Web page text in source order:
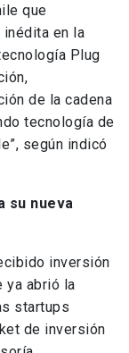
que
en la
Plug
de la cadena
tecnología de
según indicó
su nueva
inversión
ya abrió la
startups
de inversión